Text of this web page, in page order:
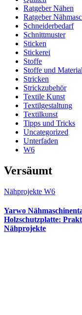
Ratgeber Nähen
Ratgeber
Schneiderbedarf
Schnittmuster
Sticken
Stickerei
Stoffe
Stoffe und
Stricken
Strickzubehör
Textile Kunst
Textilgestaltung
Textilkunst
Tipps und Tricks
Uncategorized
Unterfaden
W6
Versäumt
Nähprojekte W6
Yarwo
Holzschutzplatte:
Nähprojekte